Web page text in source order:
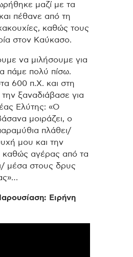
μαζί με τα
πέθανε από τη
καθώς τους
στον Καύκασο.
να μιλήσουμε για
πάμε πολύ πίσω.
600 π.Χ. και στη
ξαναδιάβασε για
Ελύτης: «Ο
μοιράζει, ο
πλάθει/
μου και την
καθώς αγέρας από τα
μέσα στους δρυς
Ειρήνη